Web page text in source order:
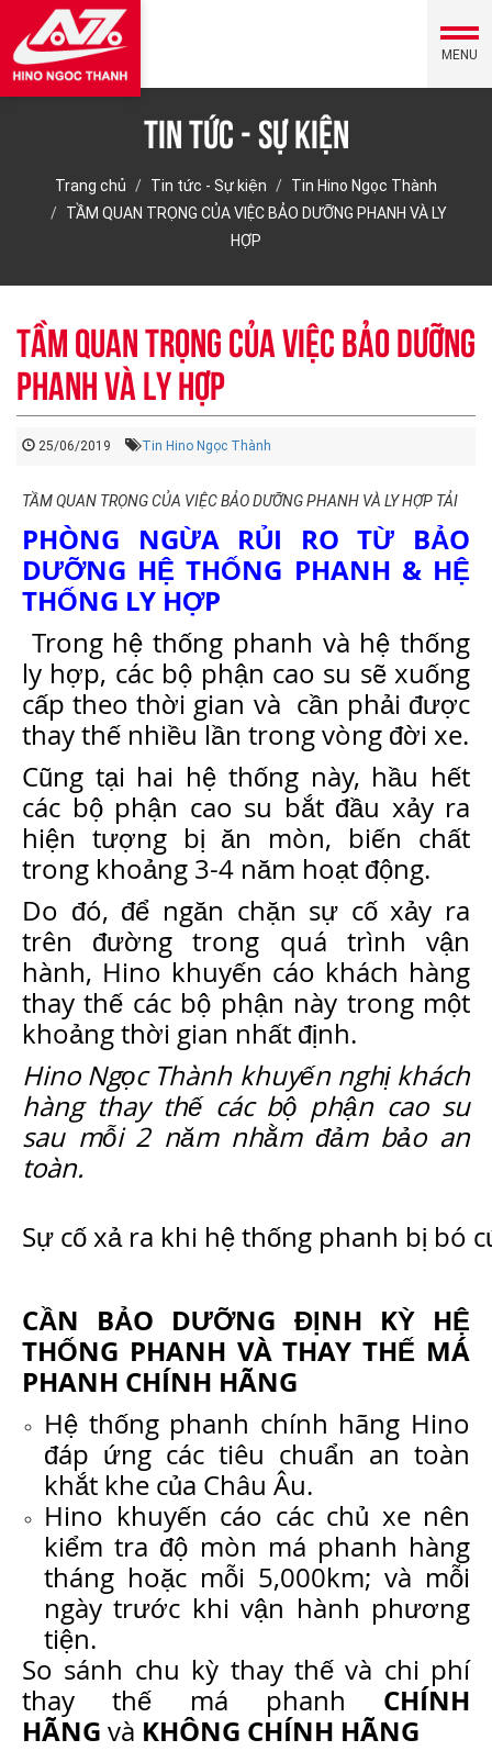
MENU
Tin tức - Sự kiện
Trang chủ Tin tức - Sự kiện
Tin Hino Ngọc Thành
TẦM QUAN TRỌNG CỦA VIỆC BẢO DƯỠNG PHANH VÀ LY
HỢP
TẦM QUAN TRỌNG CỦA VIỆC BẢO DƯỠNG
PHANH VÀ LY HỢP
25/06/2019 Tin Hino Ngọc Thành
TẦM QUAN TRỌNG CỦA VIỆC BẢO DƯỠNG PHANH VÀ LY HỢP TẢI
PHÒNG NGỪA RỦI RO TỪ BẢO
DƯỠNG HỆ THỐNG PHANH & HỆ
THỐNG LY HỢP
Trong hệ thống phanh và hệ thống
ly hợp, các bộ phận cao su sẽ xuống
cấp theo thời gian và cần phải được
thay thế nhiều lần trong vòng đời xe.
Cũng tại hai hệ thống này, hầu hết
các bộ phận cao su bắt đầu xảy ra
hiện tượng bị ăn mòn, biến chất
trong khoảng 3-4 năm hoạt động.
Do đó, để ngăn chặn sự cố xảy ra
trên đường trong quá trình vận
hành, Hino khuyến cáo khách hàng
thay thế các bộ phận này trong một
khoảng thời gian nhất định.
Hino Ngọc Thành khuyến nghị khách
hàng thay thế các bộ phận cao su
sau mỗi 2 năm nhằm đảm bảo an
toàn.
Sự cố xả ra khi hệ thống phanh bị bó
CẦN BẢO DƯỠNG ĐỊNH KỲ HỆ
THỐNG PHANH VÀ THAY THẾ MÁ
PHANH CHÍNH HÃNG
Hệ thống phanh chính hãng Hino
đáp ứng các tiêu chuẩn an toàn
khắt khe của Châu Âu.
Hino khuyến cáo các chủ xe nên
kiểm tra độ mòn má phanh hàng
tháng hoặc mỗi 5,000km; và mỗi
ngày trước khi vận hành phương
tiện.
So sánh chu kỳ thay thế và chi phí
thay thế má phanh CHÍNH
HÃNG và KHÔNG CHÍNH HÃNG